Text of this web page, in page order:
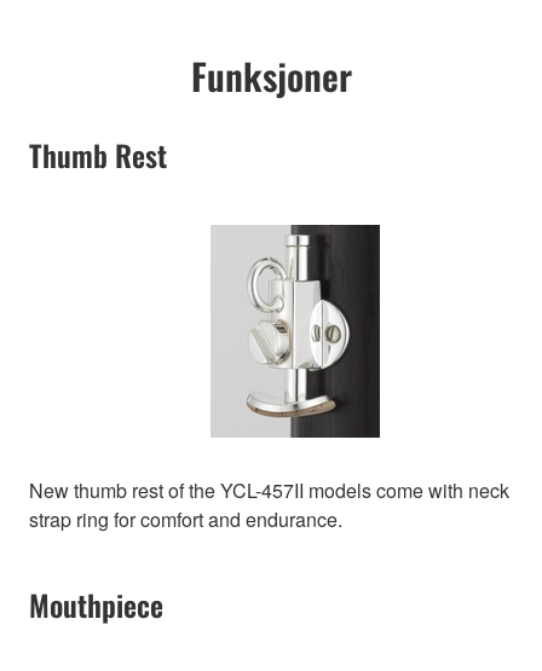
Funksjoner
Thumb Rest
New thumb rest of the YCL-457II models come with neck
strap ring for comfort and endurance.
Mouthpiece